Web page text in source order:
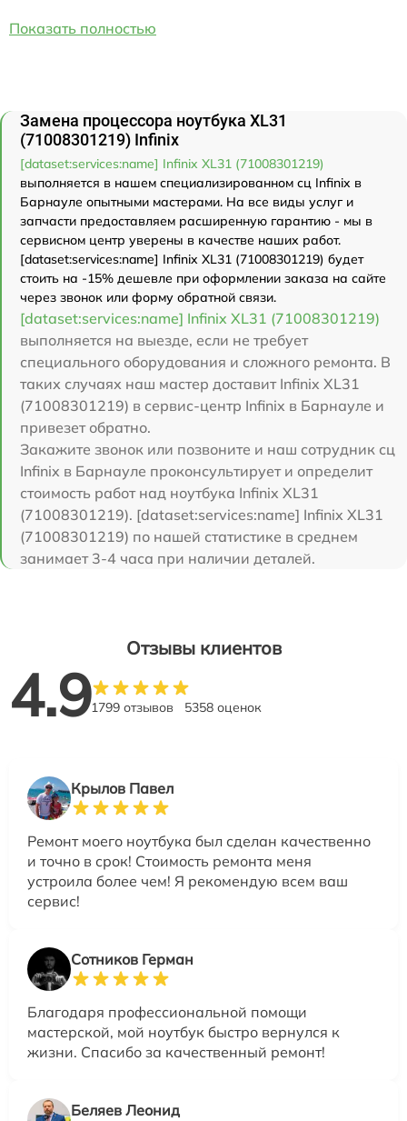
Показать полностью
Замена процессора ноутбука XL31
(71008301219) Infinix
[dataset:services:name] Infinix XL31 (71008301219)
выполняется в нашем специализированном сц Infinix в
Барнауле опытными мастерами. На все виды услуг и
запчасти предоставляем расширенную гарантию - мы в
сервисном центр уверены в качестве наших работ.
[dataset:services:name] Infinix XL31 (71008301219) будет
стоить на -15% дешевле при оформлении заказа на сайте
через звонок или форму обратной связи.
[dataset:services:name] Infinix XL31 (71008301219)
выполняется на выезде, если не требует
специального оборудования и сложного ремонта. В
таких случаях наш мастер доставит Infinix XL31
(71008301219) в сервис-центр Infinix в Барнауле и
привезет обратно.
Закажите звонок или позвоните и наш сотрудник сц
Infinix в Барнауле проконсультирует и определит
стоимость работ над ноутбука Infinix XL31
(71008301219). [dataset:services:name] Infinix XL31
(71008301219) по нашей статистике в среднем
занимает 3-4 часа при наличии деталей.
Отзывы клиентов
4.91799 отзывов 5358 оценок
Крылов Павел
Ремонт моего ноутбука был сделан качественно
и точно в срок! Стоимость ремонта меня
устроила более чем! Я рекомендую всем ваш
сервис!
Сотников Герман
Благодаря профессиональной помощи
мастерской, мой ноутбук быстро вернулся к
жизни. Спасибо за качественный ремонт!
Беляев Леонид